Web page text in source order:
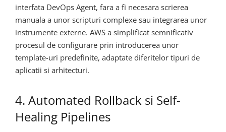
interfata DevOps Agent, fara a fi necesara scrierea
manuala a unor scripturi complexe sau integrarea unor
instrumente externe. AWS a simplificat semnificativ
procesul de configurare prin introducerea unor
template-uri predefinite, adaptate diferitelor tipuri de
aplicatii si arhitecturi.
4. Automated Rollback si Self-
Healing Pipelines